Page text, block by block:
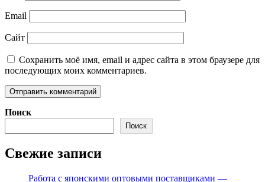
Email
Сайт
Сохранить моё имя, email и адрес сайта в этом браузере для
последующих моих комментариев.
Поиск
Поиск
Свежие записи
Работа с японскими оптовыми поставщиками —